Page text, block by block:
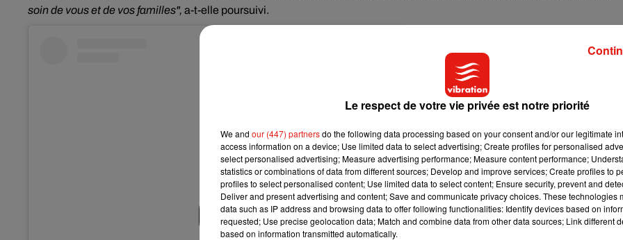
soin de vous et de vos familles", a-t-elle poursuivi.
Le respect de votre vie privée est notre priorité
We and our (447) partnersdo the following data processing based on your consent and/or our legitimate
access information on a device; Use limited data to select advertising; Create profiles for personalised
select personalised advertising; Measure advertising performance; Measure content performance;
statistics or combinations of data from different sources; Develop and improve services; Create profiles to
profiles to select personalised content; Use limited data to select content; Ensure security, prevent and
Deliver and present advertising and content; Save and communicate privacy choices. These technologies
data such as IP address and browsing data to offer following functionalities: Identify devices based on
requested; Use precise geolocation data; Match and combine data from other data sources; Link different
based on information transmitted automatically.